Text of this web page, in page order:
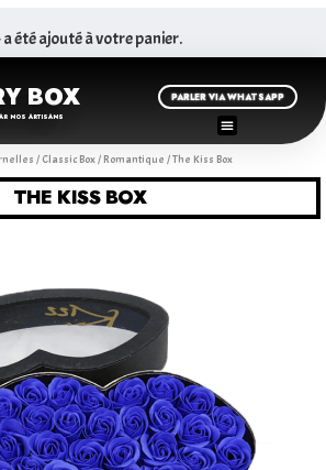
a été ajouté à votre panier.
BOX
NOS ARTISANS
PARLER VIA WHATSAPP
/ Classic Box/ Romantique / The Kiss Box
THE KISS BOX